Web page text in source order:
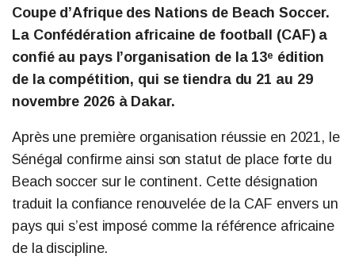
Coupe d’Afrique des Nations de Beach Soccer.
La Confédération africaine de football (CAF) a
confié au pays l’organisation de la 13ᵉ édition
de la compétition, qui se tiendra du 21 au 29
novembre 2026 à Dakar.
Après une première organisation réussie en 2021, le
Sénégal confirme ainsi son statut de place forte du
Beach soccer sur le continent. Cette désignation
traduit la confiance renouvelée de la CAF envers un
pays qui s’est imposé comme la référence africaine
de la discipline.